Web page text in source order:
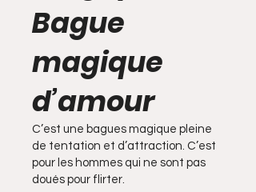
Bague
magique
d’amour
C’est une bagues magique pleine
de tentation et d’attraction. C’est
pour les hommes qui ne sont pas
doués pour flirter.